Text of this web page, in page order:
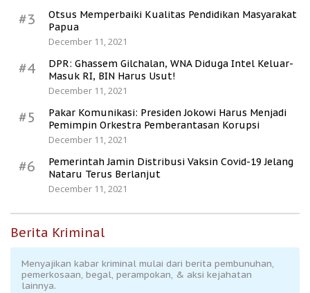
#3
Otsus Memperbaiki Kualitas Pendidikan Masyarakat
Papua
December 11, 2021
#4
DPR: Ghassem Gilchalan, WNA Diduga Intel Keluar-
Masuk RI, BIN Harus Usut!
December 11, 2021
#5
Pakar Komunikasi: Presiden Jokowi Harus Menjadi
Pemimpin Orkestra Pemberantasan Korupsi
December 11, 2021
#6
Pemerintah Jamin Distribusi Vaksin Covid-19 Jelang
Nataru Terus Berlanjut
December 11, 2021
Berita Kriminal
Menyajikan kabar kriminal mulai dari berita pembunuhan,
pemerkosaan, begal, perampokan, & aksi kejahatan
lainnya.